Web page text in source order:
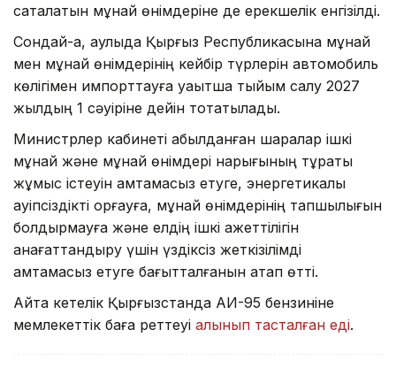
сақталатын мұнай өнімдеріне де ерекшелік енгізілді.
Сондай-ақ, қаулыда Қырғыз Республикасына мұнай
мен мұнай өнімдерінің кейбір түрлерін автомобиль
көлігімен импорттауға уақытша тыйым салу 2027
жылдың 1 сәуіріне дейін тоқтатылады.
Министрлер кабинеті қабылданған шаралар ішкі
мұнай және мұнай өнімдері нарығының тұрақты
жұмыс істеуін қамтамасыз етуге, энергетикалық
қауіпсіздікті қорғауға, мұнай өнімдерінің тапшылығын
болдырмауға және елдің ішкі қажеттілігін
қанағаттандыру үшін үздіксіз жеткізілімді
қамтамасыз етуге бағытталғанын атап өтті.
Айта кетелік Қырғызстанда АИ-95 бензиніне
мемлекеттік баға реттеуі алынып тасталған еді.